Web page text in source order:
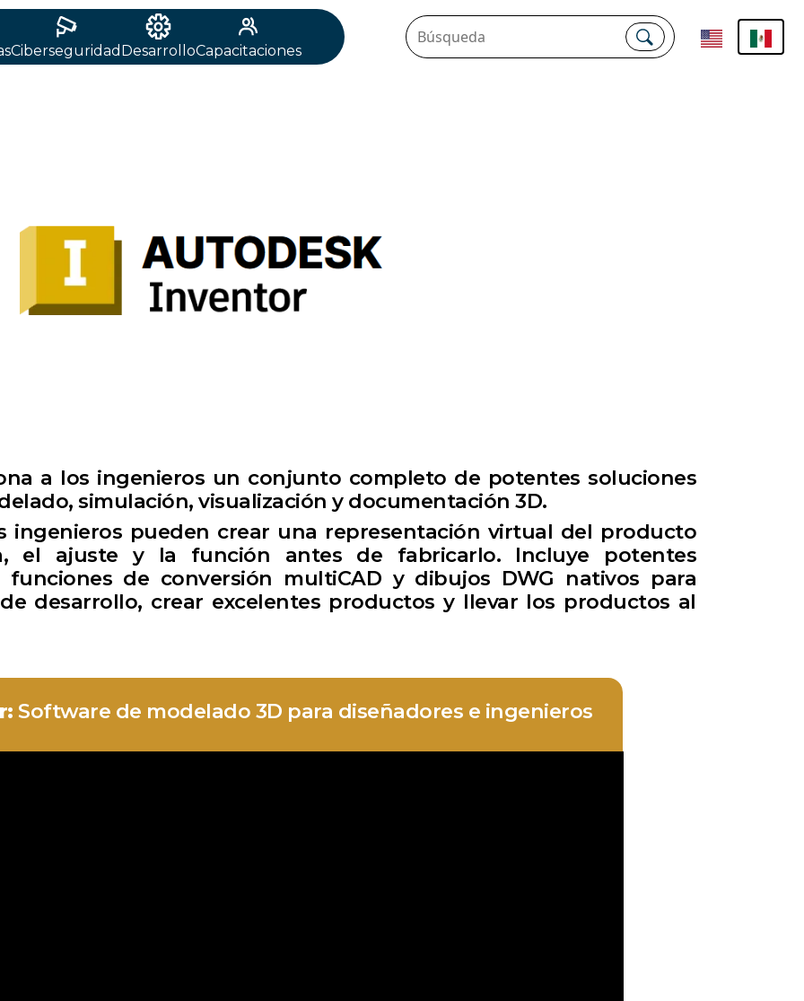
Ciberseguridad DesarrolloCapacitaciones
a los ingenieros un conjunto completo de potentes soluciones
simulación, visualización y documentación 3D.
ingenieros pueden crear una representación virtual del producto
el ajuste y la función antes de fabricarlo. Incluye potentes
de conversión multiCAD y dibujos DWG nativos para
desarrollo, crear excelentes productos y llevar los productos al
Software de modelado 3D para diseñadores e ingenieros